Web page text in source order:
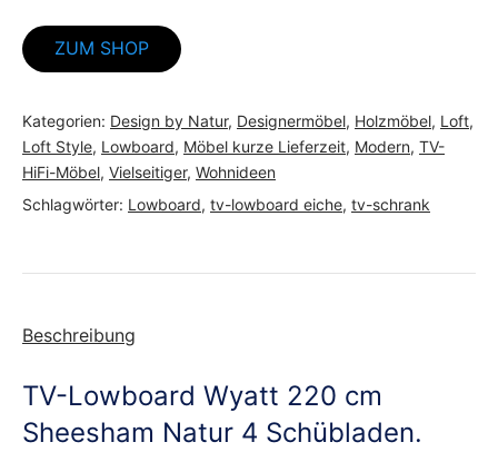
ZUM SHOP
Kategorien: Design by Natur, Designermöbel, Holzmöbel, Loft,
Loft Style, Lowboard, Möbel kurze Lieferzeit, Modern, TV-
HiFi-Möbel, Vielseitiger, Wohnideen
Schlagwörter: Lowboard, tv-lowboard eiche, tv-schrank
Beschreibung
TV-Lowboard Wyatt 220 cm
Sheesham Natur 4 Schübladen.